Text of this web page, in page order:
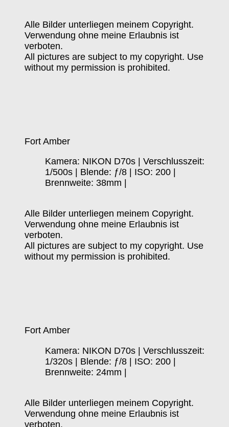
Alle Bilder unterliegen meinem Copyright.
Verwendung ohne meine Erlaubnis ist
verboten.
All pictures are subject to my copyright. Use
without my permission is prohibited.
Fort Amber
Kamera: NIKON D70s | Verschlusszeit:
1/500s | Blende: ƒ/8 | ISO: 200 |
Brennweite: 38mm |
Alle Bilder unterliegen meinem Copyright.
Verwendung ohne meine Erlaubnis ist
verboten.
All pictures are subject to my copyright. Use
without my permission is prohibited.
Fort Amber
Kamera: NIKON D70s | Verschlusszeit:
1/320s | Blende: ƒ/8 | ISO: 200 |
Brennweite: 24mm |
Alle Bilder unterliegen meinem Copyright.
Verwendung ohne meine Erlaubnis ist
verboten.